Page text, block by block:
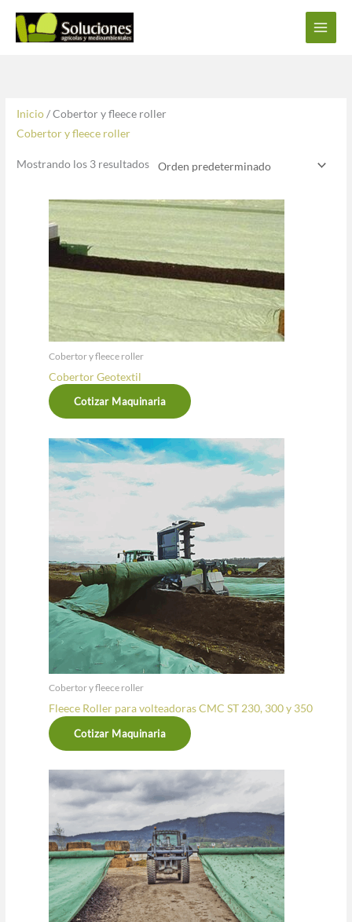
Inicio/ Cobertor y fleece roller
Cobertor y fleece roller
Mostrando los 3 resultados
Cobertor y fleece roller
Cobertor Geotextil
Cotizar Maquinaria
Cobertor y fleece roller
Fleece Roller para volteadoras CMC ST 230, 300 y 350
Cotizar Maquinaria